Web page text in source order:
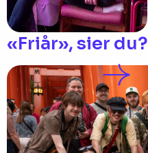
«Friår», sier du?